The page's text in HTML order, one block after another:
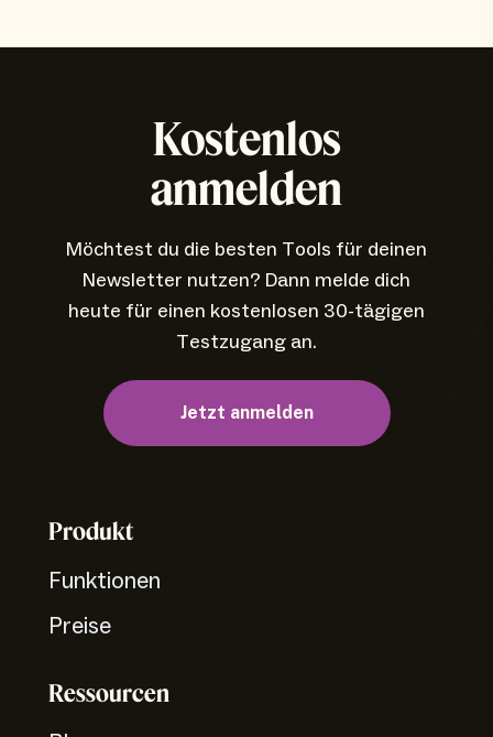
Kostenlos
anmelden
Möchtest du die besten Tools für deinen
Newsletter nutzen? Dann melde dich
heute für einen kostenlosen 30-tägigen
Testzugang an.
Jetzt anmelden
Produkt
Funktionen
Preise
Ressourcen